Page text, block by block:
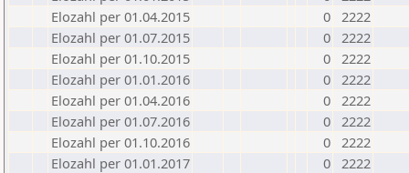
Elozahl per 01.04.2015
0 2222
Elozahl per 01.07.2015
0 2222
Elozahl per 01.10.2015
0 2222
Elozahl per 01.01.2016
0 2222
Elozahl per 01.04.2016
0 2222
Elozahl per 01.07.2016
0 2222
Elozahl per 01.10.2016
0 2222
Elozahl per 01.01.2017
0 2222